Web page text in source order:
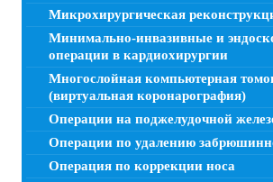
Микрохирургическая
Минимально-инвазивные и
операции в кардиохирургии
Многослойная компьютерная
(виртуальная коронарография)
Операции на поджелудочной
Операции по удалению
Операция по коррекции носа